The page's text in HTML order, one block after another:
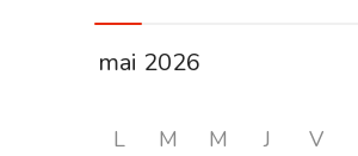
L M M J V